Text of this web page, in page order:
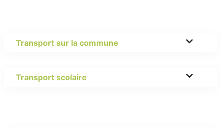
Transport sur la commune
Transport scolaire